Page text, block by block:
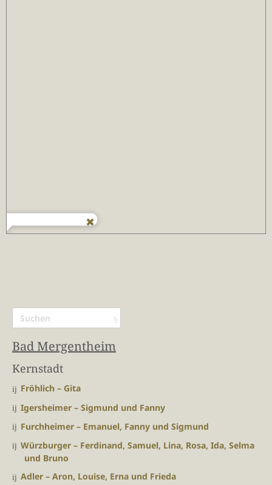
Bad Mergentheim
Kernstadt
Fröhlich – Gita
Igersheimer – Sigmund und Fanny
Furchheimer – Emanuel, Fanny und Sigmund
Würzburger – Ferdinand, Samuel, Lina, Rosa, Ida, Selma
und Bruno
Adler – Aron, Louise, Erna und Frieda